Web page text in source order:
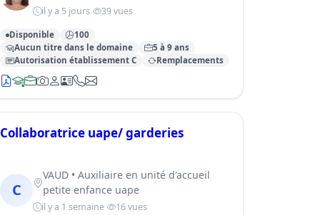
il y a 5 jours 39 vues
Disponible
100
Aucun titre dans le domaine
5 à 9 ans
Autorisation établissement C
Remplacements
Collaboratrice uape/ garderies
C
VAUD • Auxiliaire en unité d'accueil
petite enfance uape
il y a 1 semaine 16 vues